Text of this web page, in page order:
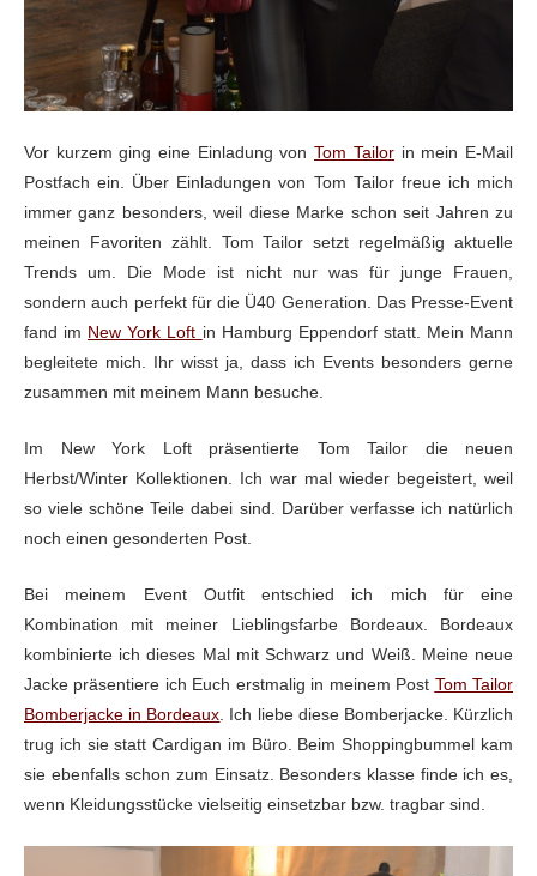
Vor kurzem ging eine Einladung vonTom Tailorin mein E-Mail
Postfach ein. Über Einladungen von Tom Tailor freue ich mich
immer ganz besonders, weil diese Marke schon seit Jahren zu
meinen Favoriten zählt. Tom Tailor setzt regelmäßig aktuelle
Trends um. Die Mode ist nicht nur was für junge Frauen,
sondern auch perfekt für die Ü40 Generation. Das Presse-Event
fand im New York Loft in Hamburg Eppendorf statt. Mein Mann
begleitete mich. Ihr wisst ja, dass ich Events besonders gerne
zusammen mit meinem Mann besuche.
Im New York Loft präsentierte Tom Tailor die neuen
Herbst/Winter Kollektionen. Ich war mal wieder begeistert, weil
so viele schöne Teile dabei sind. Darüber verfasse ich natürlich
noch einen gesonderten Post.
Bei meinem Event Outfit entschied ich mich für eine
Kombination mit meiner Lieblingsfarbe Bordeaux. Bordeaux
kombinierte ich dieses Mal mit Schwarz und Weiß. Meine neue
Jacke präsentiere ich Euch erstmalig in meinem Post Tom Tailor
Bomberjacke in Bordeaux . Ich liebe diese Bomberjacke. Kürzlich
trug ich sie statt Cardigan im Büro. Beim Shoppingbummel kam
sie ebenfalls schon zum Einsatz. Besonders klasse finde ich es,
wenn Kleidungsstücke vielseitig einsetzbar bzw. tragbar sind.